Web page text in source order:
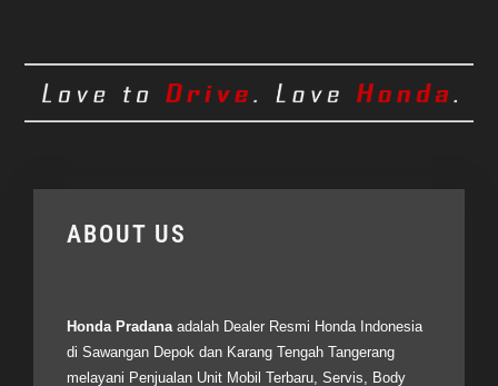
ABOUT US
Honda Pradana adalah Dealer Resmi Honda Indonesia
di Sawangan Depok dan Karang Tengah Tangerang
melayani Penjualan Unit Mobil Terbaru, Servis, Body